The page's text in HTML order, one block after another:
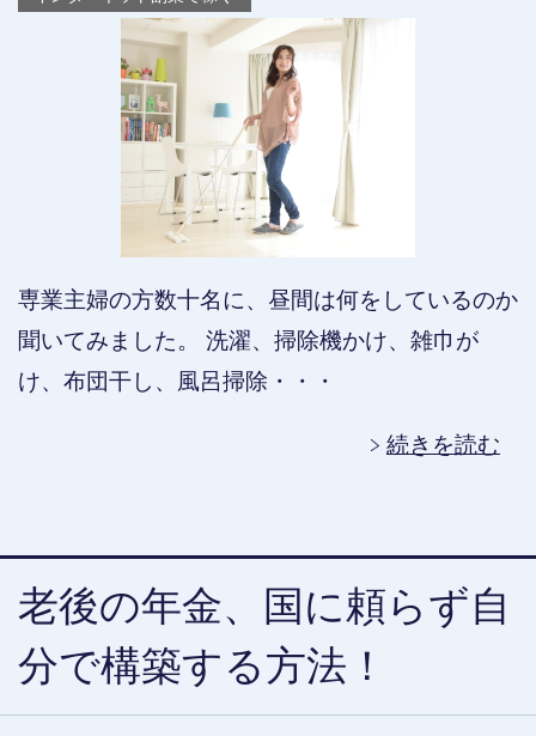
専業主婦の方数十名に、昼間は何をしているのか
聞いてみました。 洗濯、掃除機かけ、雑巾が
け、布団干し、風呂掃除・・・
続きを読む
老後の年金、国に頼らず自
分で構築する方法！